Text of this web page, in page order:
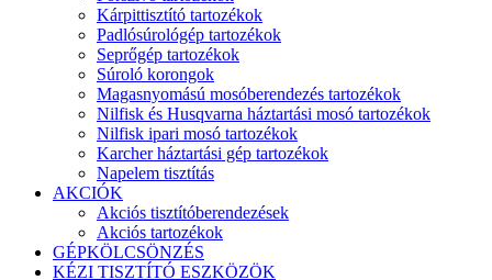
Kárpittisztító tartozékok
Padlósúrológép tartozékok
Seprőgép tartozékok
Súroló korongok
Magasnyomású mosóberendezés tartozékok
Nilfisk és Husqvarna háztartási mosó tartozékok
Nilfisk ipari mosó tartozékok
Karcher háztartási gép tartozékok
Napelem tisztítás
AKCIÓK
Akciós tisztítóberendezések
Akciós tartozékok
GÉPKÖLCSÖNZÉS
KÉZI TISZTÍTÓ ESZKÖZÖK